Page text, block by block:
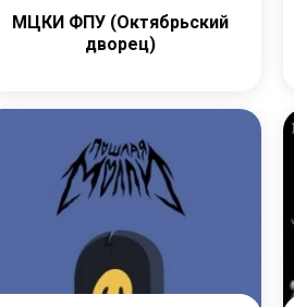
МЦКИ ФПУ (Октябрьский
дворец)